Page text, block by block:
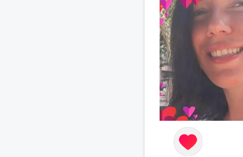
recherche ecrivez
répondrai...